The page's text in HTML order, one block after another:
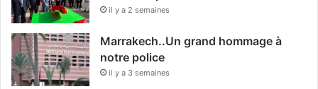
il y a 2 semaines
Marrakech..Un grand hommage à
notre police
il y a 3 semaines